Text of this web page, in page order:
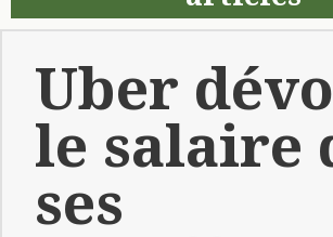
Uber
le salaire
ses